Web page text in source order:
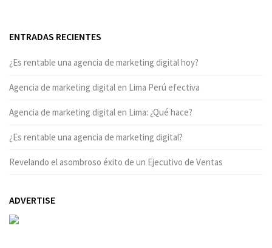
ENTRADAS RECIENTES
¿Es rentable una agencia de marketing digital hoy?
Agencia de marketing digital en Lima Perú efectiva
Agencia de marketing digital en Lima: ¿Qué hace?
¿Es rentable una agencia de marketing digital?
Revelando el asombroso éxito de un Ejecutivo de Ventas
ADVERTISE